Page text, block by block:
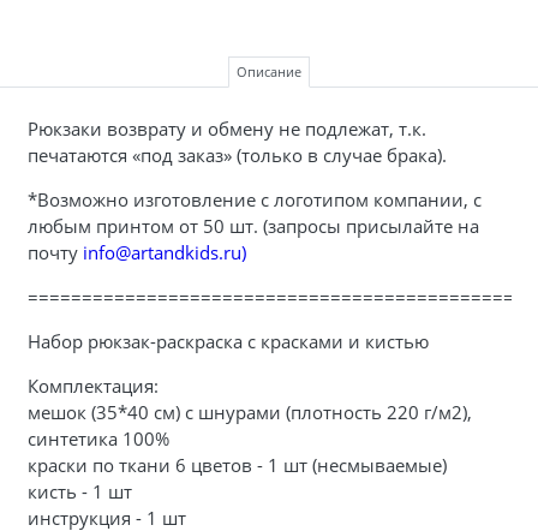
Описание
Рюкзаки возврату и обмену не подлежат, т.к.
печатаются «под заказ» (только в случае брака).
*Возможно изготовление с логотипом компании, с
любым принтом от 50 шт. (запросы присылайте на
почту info@artandkids.ru)
===============================================
Набор рюкзак-раскраска с красками и кистью
Комплектация:
мешок (35*40 см) с шнурами (плотность 220 г/м2),
синтетика 100%
краски по ткани 6 цветов - 1 шт (несмываемые)
кисть - 1 шт
инструкция - 1 шт